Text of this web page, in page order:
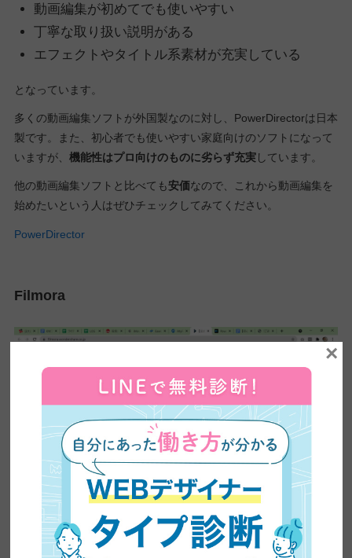
動画編集が初めてでも使いやすい
丁寧な取り扱い説明がある
エフェクトやタイトル系素材が充実している
となっています。
多くの動画編集ソフトが外国製なのに対し、PowerDirectorは日本
製です。また、初心者でも使いやすい家庭向けのソフトになって
いますが、 機能性はプロ向けのものに劣らず充実しています。
他の動画編集ソフトと比べても安価なので、これから動画編集を
始めたいという人はぜひチェックしてみてください。
PowerDirector
Filmora
×